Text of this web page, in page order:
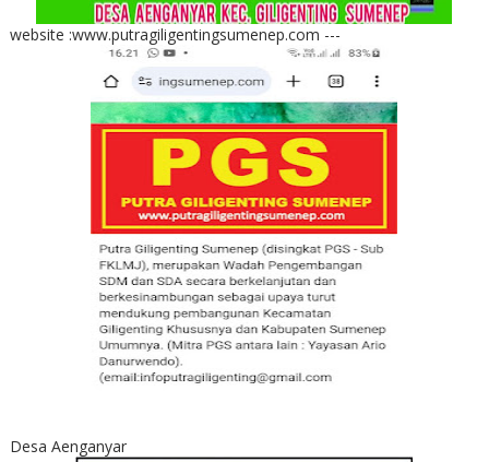
website :www.putragiligentingsumenep.com ---
Desa Aenganyar